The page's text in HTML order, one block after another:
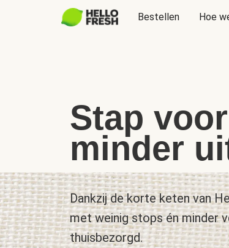
Bestellen Hoe
Stap
minder
Dankzij de korte keten van
met weinig stops én minder
thuisbezorgd.